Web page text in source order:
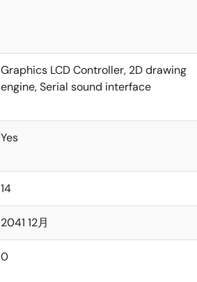
Graphics LCD Controller, 2D drawing
engine, Serial sound interface
Yes
14
2041 12月
0